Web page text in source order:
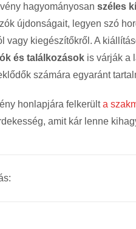
hagyományosan széles
újdonságait, legyen szó
vagy kiegészítőkről. A
és találkozások is várják a
számára egyaránt
honlapjára felkerülta
amit kár lenne